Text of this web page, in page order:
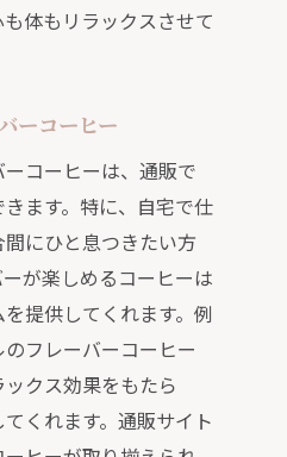
体もリラックスさせて
ーコーヒー
コーヒーは、通販で
ます。特に、自宅で仕
にひと息つきたい方
が楽しめるコーヒーは
提供してくれます。例
フレーバーコーヒー
クス効果をもたら
くれます。通販サイト